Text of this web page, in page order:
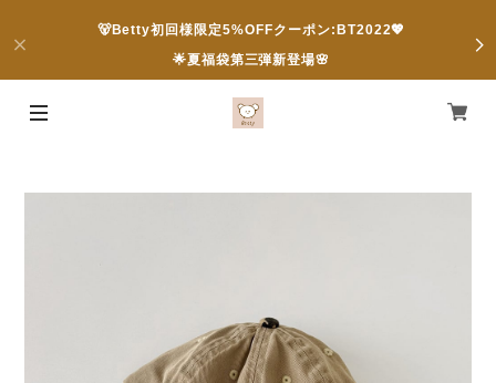
🐻Betty初回様限定5%OFFクーポン:BT2022💖
🌟夏福袋第三弾新登場🌸